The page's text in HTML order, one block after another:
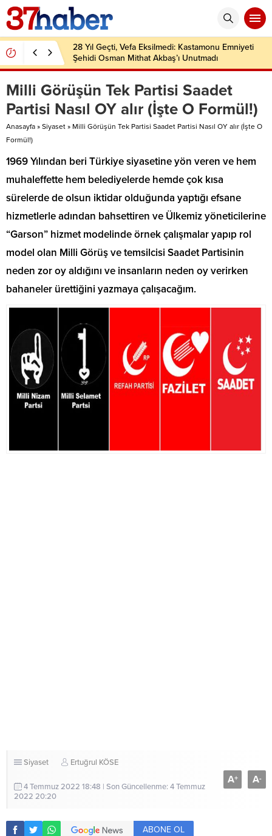
28 Yıl Geçti, Vefa Eksilmedi: Kastamonu Emniyeti
Şehidi Osman Mithat Akbaş’ı Unutmadı
Milli Görüşün Tek Partisi Saadet
Partisi Nasıl OY alır (İşte O Formül!)
Anasayfa » Siyaset » Milli Görüşün Tek Partisi Saadet Partisi Nasıl OY alır (İşte O
Formül!)
1969 Yılından beri Türkiye siyasetine yön veren ve hem
muhaleffette hem belediyelerde hemde çok kısa
sürelerde de olsun iktidar olduğunda yaptığı efsane
hizmetlerle adından bahsettiren ve Ülkemiz yöneticilerine
“Garson” hizmet modelinde örnek çalışmalar yapıp rol
model olan Milli Görüş ve temsilcisi Saadet Partisinin
neden zor oy aldığını ve insanların neden oy verirken
bahaneler ürettiğini yazmaya çalışacağım.
Siyaset Ertuğrul KÖSE
4 Temmuz 2022 18:48 | Son Güncellenme: 4 Temmuz
2022 20:20
A+ A-
ABONE OL